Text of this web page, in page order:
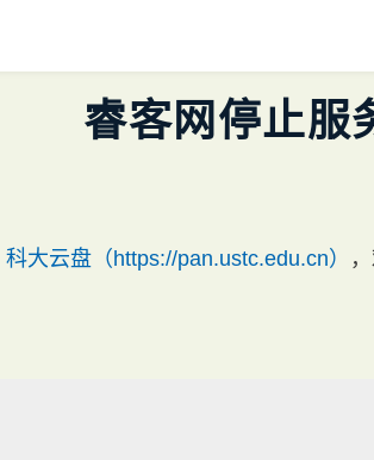
睿客网停止服
科大云盘（https://pan.ustc.edu.cn）